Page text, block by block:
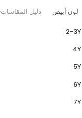
لون:أبيض دليل المقاسات
2-3Y
4Y
5Y
6Y
7Y